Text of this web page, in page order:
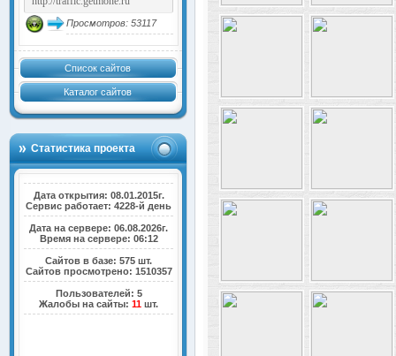
Просмотров: 53117
Список сайтов
Каталог сайтов
Статистика проекта
Дата открытия: 08.01.2015г.
Сервис работает: 4228-й день
Дата на сервере: 06.08.2026г.
Время на сервере: 06:12
Сайтов в базе: 575 шт.
Сайтов просмотрено: 1510357
Пользователей: 5
Жалобы на сайты:11 шт.